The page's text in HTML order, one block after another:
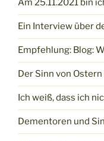
Am 25.11.2021 bin
Ein Interview über
Empfehlung: Blog:
Der Sinn von Ostern
Ich weiß, dass ich
Dementoren und